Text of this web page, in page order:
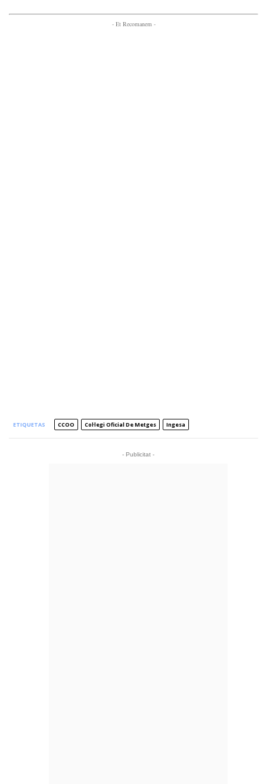
- Et Recomanem -
ETIQUETAS CCOO Col·legi Oficial De Metges Ingesa
- Publicitat -